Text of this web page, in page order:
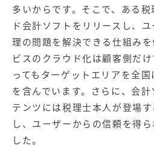
多いからです。そこで、ある
ド会計ソフトをリリースし、
理の問題を解決できる仕組み
ビスのクラウド化は顧客側だ
ってもターゲットエリアを全
を含んでいます。さらに、会
テンツには税理士本人が登場
し、ユーザーからの信頼を得
した。